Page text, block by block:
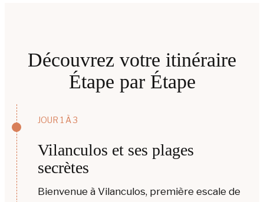
Découvrez votre itinéraire
Étape par Étape
JOUR 1 À 3
Vilanculos et ses plages
secrètes
Bienvenue à Vilanculos, première escale de